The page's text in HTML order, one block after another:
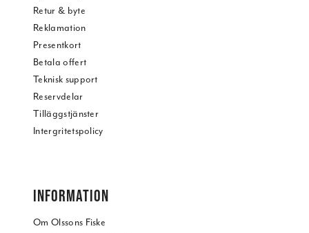
Retur & byte
Reklamation
Presentkort
Betala offert
Teknisk support
Reservdelar
Tilläggstjänster
Intergritetspolicy
INFORMATION
Om Olssons Fiske